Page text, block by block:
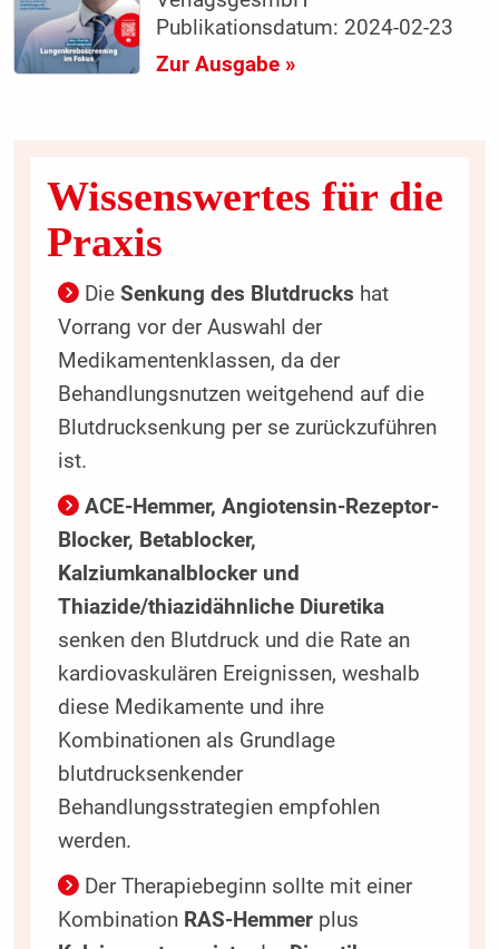
Publikationsdatum: 2024-02-23
Zur Ausgabe »
Wissenswertes für die
Praxis
Die Senkung des Blutdrucks hat
Vorrang vor der Auswahl der
Medikamentenklassen, da der
Behandlungsnutzen weitgehend auf die
Blutdrucksenkung per se zurückzuführen
ist.
ACE-Hemmer, Angiotensin-Rezeptor-
Blocker, Betablocker,
Kalziumkanalblocker und
Thiazide/thiazidähnliche Diuretika
senken den Blutdruck und die Rate an
kardiovaskulären Ereignissen, weshalb
diese Medikamente und ihre
Kombinationen als Grundlage
blutdrucksenkender
Behandlungsstrategien empfohlen
werden.
Der Therapiebeginn sollte mit einer
Kombination RAS-Hemmerplus